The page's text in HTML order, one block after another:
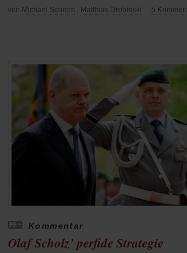
von Michael Schrom Matthias Drobinski 5
Kommentar
Olaf Scholz’ perfide Strategie